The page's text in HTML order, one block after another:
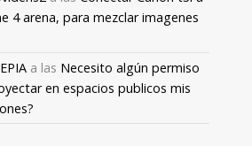
4 arena, para mezclar imagenes
a las Necesito algún permiso
en espacios publicos mis